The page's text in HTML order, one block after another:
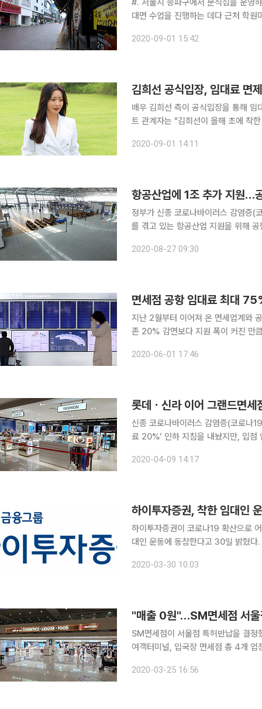
#. 서울시 송파구에서 분식집을 운영
대면 수업을 진행하는 데다 근처 학
는 최근 임대차 계약이 종료되자 안도
2020-09-01 15:42
배우 김희선 측이 공식입장을 통해 임대료 면제 사실을 알
트 관계자는 "김희선이 올해 초에 착
2020-09-01 14:11
정부가 신종 코로나바이러스 감염증(
를 겪고 있는 항공산업 지원을 위해
설립해 항공리스료 보증, 항공투자펀
2020-08-27 09:30
지난 2월부터 이어져 온 면세업계와
존 20% 감면보다 지원 폭이 커진 만
것은 아쉽다는 견해도 나온다. 국토교
2020-06-01 17:46
신종 코로나바이러스 감염증(코로나
료 20%’ 인하 지침을 내놨지만, 입점
에 입점한 업체는 수백억 원대 적자에
2020-04-09 14:17
하이투자증권, 착한 임대인
하이투자증권이 코로나19 확산으로
대인 운동에 동참한다고 30일 밝혔다. 하이투자증권은 경남 창원시 마산합포구 남성동에 소유하고
2020-03-30 10:03
"매출 0원"…SM면세점 서울
SM면세점이 서울점 특허반납을 결
여객터미널, 입국장 면세점 총 4개
기한 데 이어 이번에 종로구 인사동에
2020-03-25 16:56